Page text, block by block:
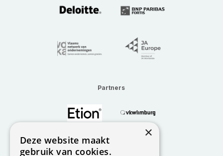
Partners
×
Deze website maakt
gebruik van cookies.